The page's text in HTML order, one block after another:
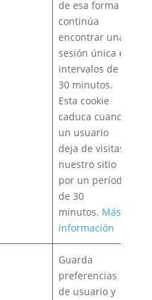
de esa forma
continúa
encontrar una
sesión única en
intervalos de
30 minutos.
Esta cookie
caduca cuando
un usuario
deja de visitas
nuestro sitio
por un período
de 30
minutos. Más
información
Guarda
preferencias
de usuario y